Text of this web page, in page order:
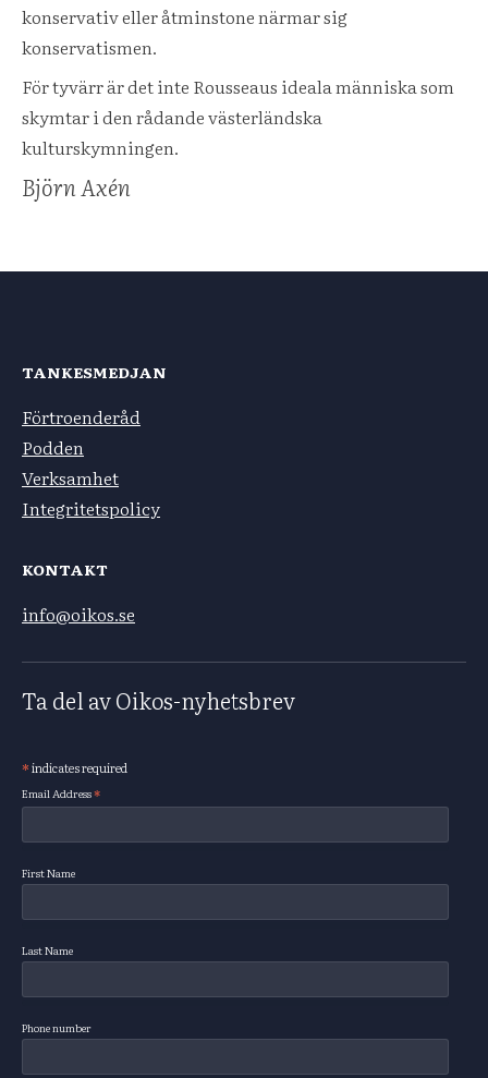
konservativ eller åtminstone närmar sig
konservatismen.
För tyvärr är det inte Rousseaus ideala människa som
skymtar i den rådande västerländska
kulturskymningen.
Björn Axén
TANKESMEDJAN
Förtroenderåd
Podden
Verksamhet
Integritetspolicy
KONTAKT
info@oikos.se
Ta del av Oikos-nyhetsbrev
Subscribe
*indicates required
Email Address*
First Name
Last Name
Phone number